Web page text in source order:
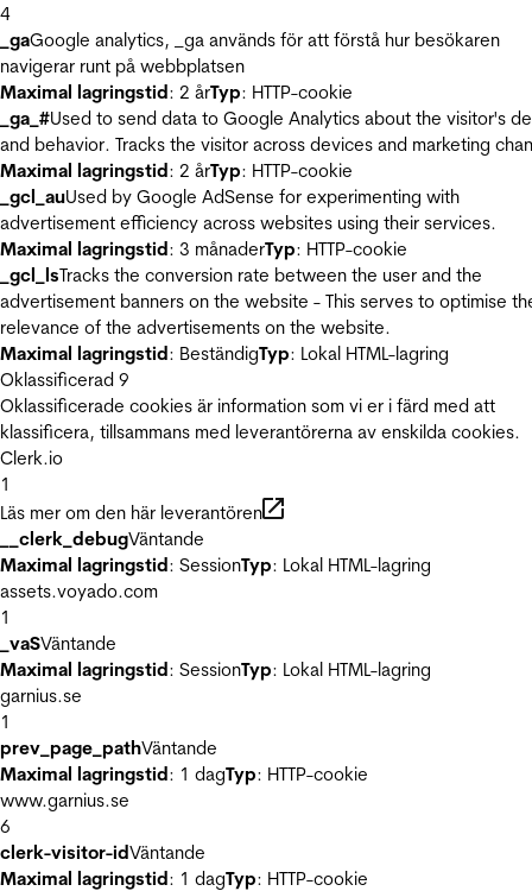
4
_gaGoogle analytics, _ga används för att förstå hur besökaren
navigerar runt på webbplatsen
Maximal lagringstid: 2 årTyp: HTTP-cookie
_ga_#Used to send data to Google Analytics about the visitor's
and behavior. Tracks the visitor across devices and marketing
Maximal lagringstid: 2 årTyp: HTTP-cookie
_gcl_auUsed by Google AdSense for experimenting with
advertisement efficiency across websites using their services.
Maximal lagringstid: 3 månaderTyp: HTTP-cookie
_gcl_lsTracks the conversion rate between the user and the
advertisement banners on the website - This serves to optimise
relevance of the advertisements on the website.
Maximal lagringstid: BeständigTyp: Lokal HTML-lagring
Oklassificerad 9
Oklassificerade cookies är information som vi er i färd med att
klassificera, tillsammans med leverantörerna av enskilda cookies.
Clerk.io
1
Läs mer om den här leverantören
__clerk_debugVäntande
Maximal lagringstid: SessionTyp: Lokal HTML-lagring
assets.voyado.com
1
_vaSVäntande
Maximal lagringstid: SessionTyp: Lokal HTML-lagring
garnius.se
1
prev_page_pathVäntande
Maximal lagringstid: 1 dagTyp: HTTP-cookie
www.garnius.se
6
clerk-visitor-idVäntande
Maximal lagringstid: 1 dagTyp: HTTP-cookie